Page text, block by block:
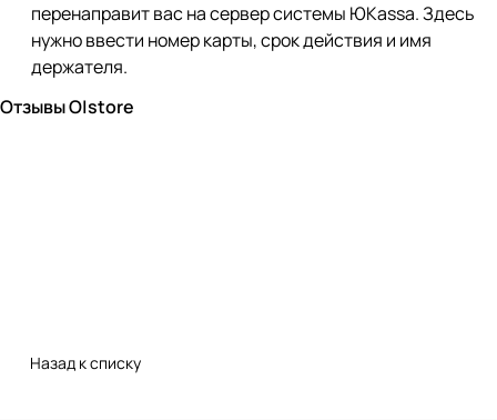
перенаправит вас на сервер системы ЮKassa. Здесь
нужно ввести номер карты, срок действия и имя
держателя.
Отзывы O|store
Назад к списку